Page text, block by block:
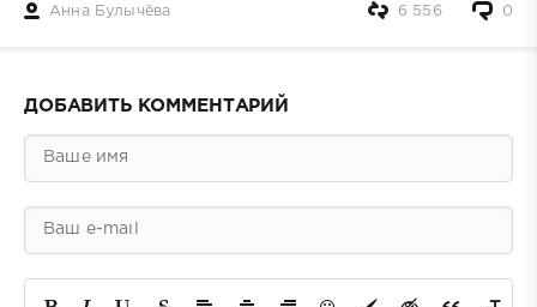
Анна Булычёва 0
6 556
ДОБАВИТЬ КОММЕНТАРИЙ